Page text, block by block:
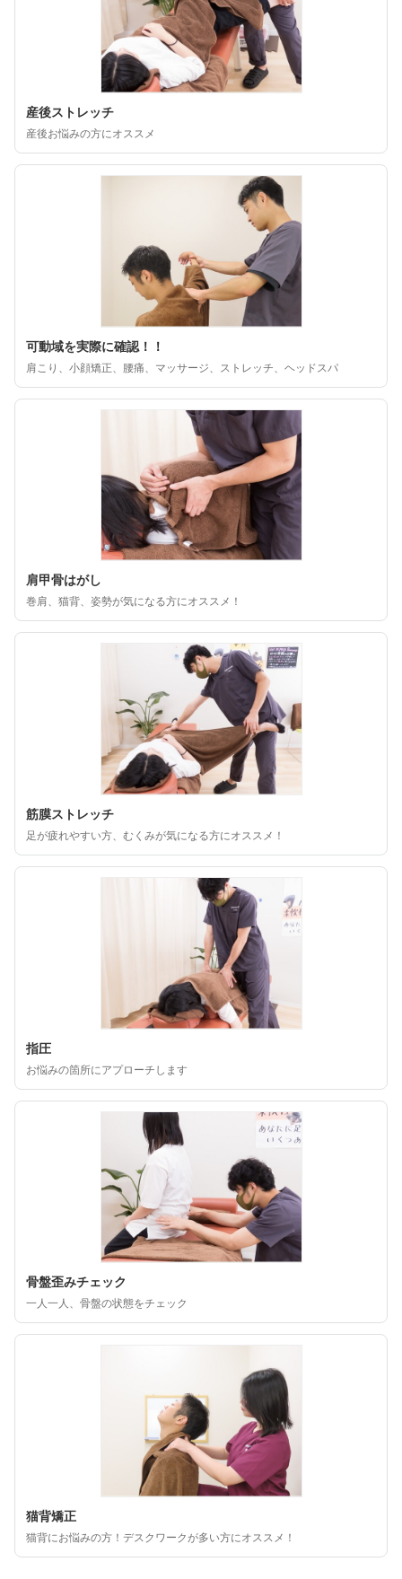
産後ストレッチ
産後お悩みの方にオススメ
可動域を実際に確認！！
肩こり、小顔矯正、腰痛、マッサージ、ストレッチ、ヘッドスパ
肩甲骨はがし
巻肩、猫背、姿勢が気になる方にオススメ！
筋膜ストレッチ
足が疲れやすい方、むくみが気になる方にオススメ！
指圧
お悩みの箇所にアプローチします
骨盤歪みチェック
一人一人、骨盤の状態をチェック
猫背矯正
猫背にお悩みの方！デスクワークが多い方にオススメ！